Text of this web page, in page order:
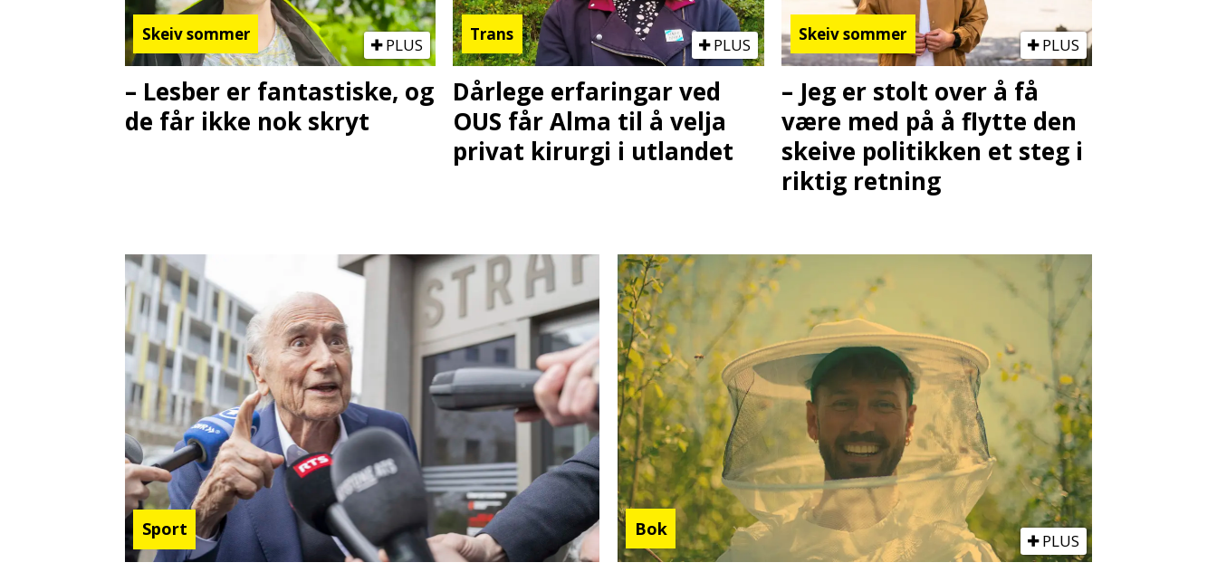
Skeiv sommer
PLUS
– Lesber er fantastiske, og
de får ikke nok skryt
Trans
PLUS
Dårlege erfaringar ved
OUS får Alma til å velja
privat kirurgi i utlandet
Skeiv sommer
PLUS
– Jeg er stolt over å få
være med på å flytte den
skeive politikken et steg i
riktig retning
Sport Bok
PLUS